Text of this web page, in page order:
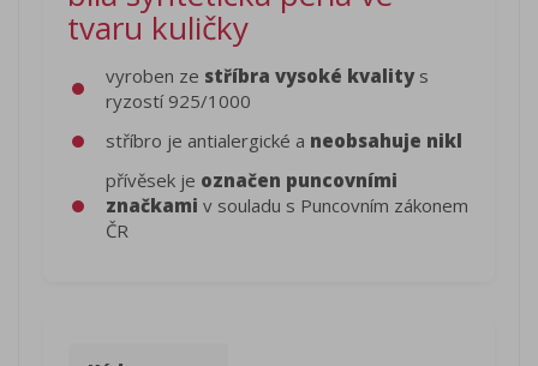
tvaru kuličky
vyroben ze stříbra vysoké kvalitys
ryzostí 925/1000
stříbro je antialergické a neobsahuje nikl
přívěsek je označen puncovními
značkami v souladu s Puncovním zákonem
ČR